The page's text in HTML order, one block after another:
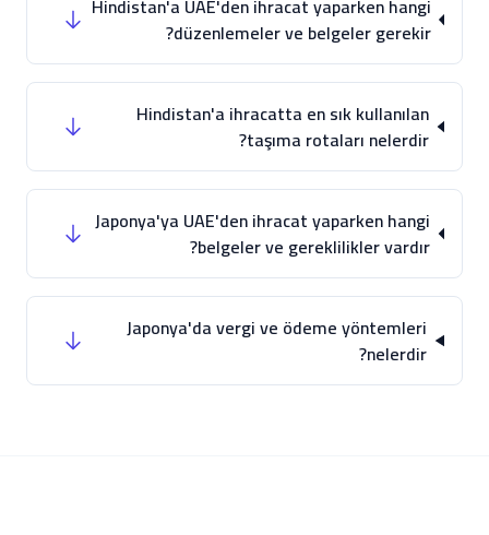
Hindistan'a UAE'den ihracat yaparken hangi
düzenlemeler ve belgeler gerekir?
Hindistan'a ihracatta en sık kullanılan
taşıma rotaları nelerdir?
Japonya'ya UAE'den ihracat yaparken hangi
belgeler ve gereklilikler vardır?
Japonya'da vergi ve ödeme yöntemleri
nelerdir?